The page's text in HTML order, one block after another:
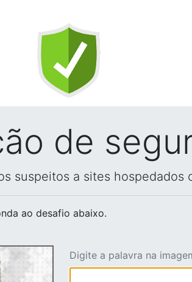
de
suspeitos a sites hospedados
ao desafio abaixo.
Digite a palavra na